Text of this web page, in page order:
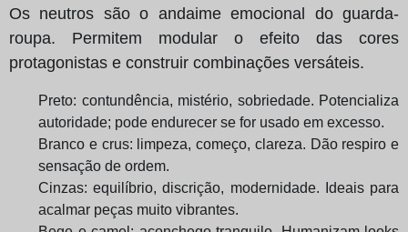
Os neutros são o andaime emocional do guarda-
roupa. Permitem modular o efeito das cores
protagonistas e construir combinações versáteis.
Preto: contundência, mistério, sobriedade. Potencializa
autoridade; pode endurecer se for usado em excesso.
Branco e crus: limpeza, começo, clareza. Dão respiro e
sensação de ordem.
Cinzas: equilíbrio, discrição, modernidade. Ideais para
acalmar peças muito vibrantes.